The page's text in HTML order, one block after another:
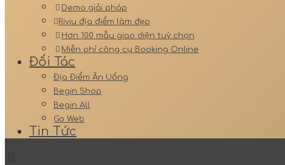
Demo giải pháp
Riviu địa điểm làm đẹp
Hơn 100 mẫu giao diện tuỳ chọn
Miễn phí công cụ Booking Online
Đối Tác
Địa Điểm Ăn Uống
Begin Shop
Begin All
Go Web
Tin Tức